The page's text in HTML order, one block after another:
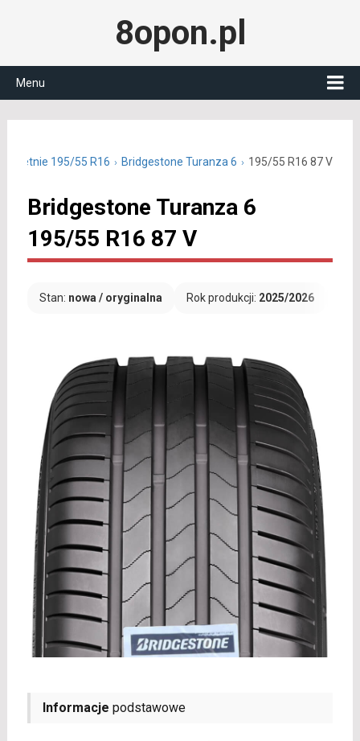
8opon.pl
Menu
letnie 195/55 R16 Bridgestone Turanza 6 195/55 R16 87 V
Bridgestone Turanza 6
195/55 R16 87 V
Stan: nowa / oryginalna Rok produkcji: 2025/2026
Informacje podstawowe